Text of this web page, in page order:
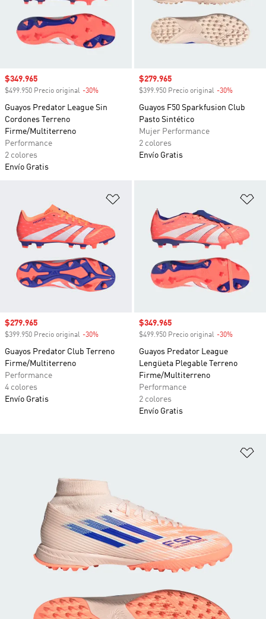
Precio de venta
$349.965
$499.950 Precio original -30%
Guayos Predator League Sin
Cordones Terreno
Firme/Multiterreno
Performance
2 colores
Envío Gratis
Precio de venta
$279.965
$399.950 Precio original -30%
Guayos F50 Sparkfusion Club
Pasto Sintético
Mujer Performance
2 colores
Envío Gratis
Precio de venta
$279.965
$399.950 Precio original -30%
Guayos Predator Club Terreno
Firme/Multiterreno
Performance
4 colores
Envío Gratis
Precio de venta
$349.965
$499.950 Precio original -30%
Guayos Predator League
Lengüeta Plegable Terreno
Firme/Multiterreno
Performance
2 colores
Envío Gratis